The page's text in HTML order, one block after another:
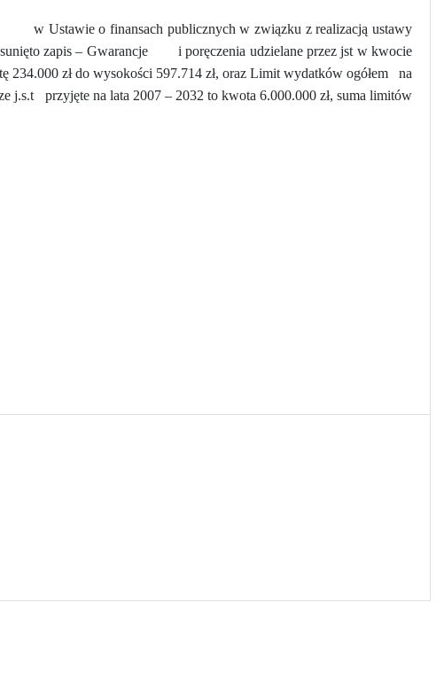
w Ustawie o finansach publicznych w związku z realizacją ustawy
zapis – Gwarancje
i poręczenia udzielane przez jst w kwocie
234.000 zł do wysokości 597.714 zł, oraz Limit wydatków ogółem
na
j.s.t
przyjęte na lata 2007 – 2032 to kwota 6.000.000 zł, suma limitów